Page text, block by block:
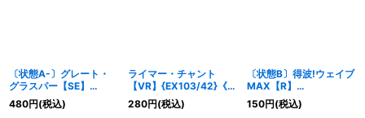
〔状態A-〕グレート・
グラスパー【SE】
{RP02S9秘/S10}《自
然》
480円(税込)
ライマー・チャント
【VR】{EX103/42}《自
然》
280円(税込)
〔状態B〕得波!ウェイブ
MAX【R】
{RP1426/95}《多》
150円(税込)